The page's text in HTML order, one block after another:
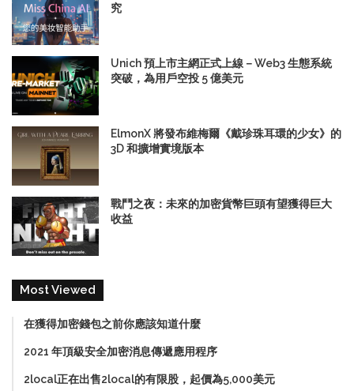
究
Unich 預上市主網正式上線－Web3 生態系統
突破，為用戶空投 5 億美元
ElmonX 將發布維梅爾《戴珍珠耳環的少女》的
3D 和擴增實境版本
戰鬥之夜：未來的加密貨幣巨頭有望獲得巨大
收益
Most Viewed
在獲得加密錢包之前你應該知道什麼
2021 年頂級安全加密消息傳遞應用程序
2local正在出售2local的有限股，起價為5,000美元